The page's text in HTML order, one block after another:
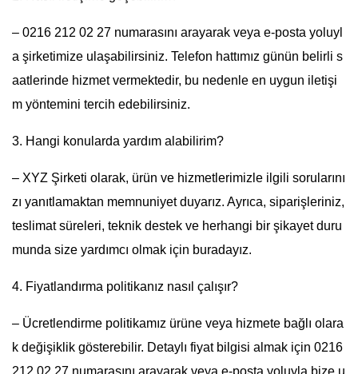
– 0216 212 02 27 numarasını arayarak veya e-posta yoluyl
a şirketimize ulaşabilirsiniz. Telefon hattımız günün belirli s
aatlerinde hizmet vermektedir, bu nedenle en uygun iletişi
m yöntemini tercih edebilirsiniz.
3. Hangi konularda yardım alabilirim?
– XYZ Şirketi olarak, ürün ve hizmetlerimizle ilgili sorularını
zı yanıtlamaktan memnuniyet duyarız. Ayrıca, siparişleriniz,
teslimat süreleri, teknik destek ve herhangi bir şikayet duru
munda size yardımcı olmak için buradayız.
4. Fiyatlandırma politikanız nasıl çalışır?
– Ücretlendirme politikamız ürüne veya hizmete bağlı olara
k değişiklik gösterebilir. Detaylı fiyat bilgisi almak için 0216